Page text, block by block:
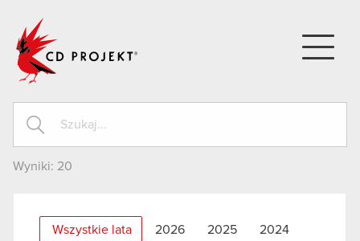
Wyniki: 20
Wszystkie lata 2026 2025 2024